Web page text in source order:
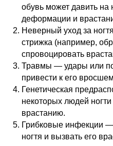
обувь может давить на
деформации и
Неверный уход за
стрижка (например,
спровоцировать
Травмы — удары или
привести к его
Генетическая
некоторых людей
врастанию.
Грибковые инфекции
ногтя и вызвать его